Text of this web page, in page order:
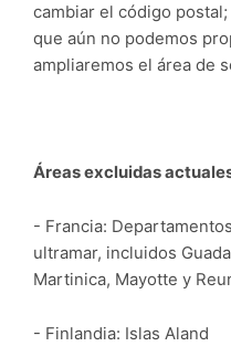
cambiar el código
que aún no podemos
ampliaremos el área de
Áreas excluidas
- Francia:
ultramar, incluidos
Martinica, Mayotte y
- Finlandia: Islas Aland